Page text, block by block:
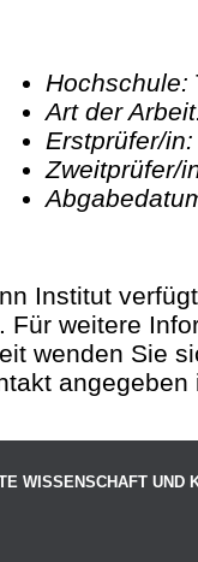
Hochschule:
Art der
Erstprüfer/
Institut
Für weitere
wenden Sie
WISSENSCHAFT UND